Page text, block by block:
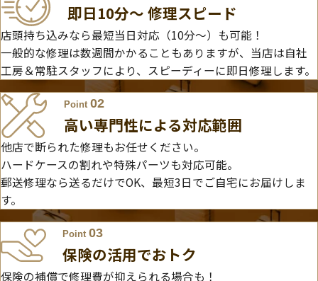
即日10分〜 修理スピード
店頭持ち込みなら最短当日対応（10分～）も可能！
一般的な修理は数週間かかることもありますが、当店は自社
工房＆常駐スタッフにより、スピーディーに即日修理します。
Point02
高い専門性による対応範囲
他店で断られた修理もお任せください。
ハードケースの割れや特殊パーツも対応可能。
郵送修理なら送るだけでOK、最短3日でご自宅にお届けしま
す。
Point 03
保険の活用でおトク
保険の補償で修理費が抑えられる場合も！